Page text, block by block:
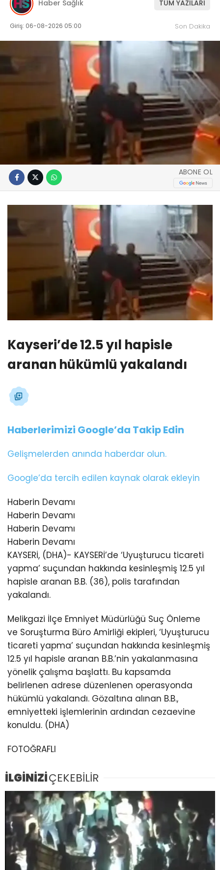
Haber Sağlık TÜM YAZILARI
Giriş: 06-08-2026 05:00 Son Dakika
ABONE OL
Kayseri’de 12.5 yıl hapisle
aranan hükümlü yakalandı
Haberlerimizi Google’da Takip Edin
Gelişmelerden anında haberdar olun.
Google’da tercih edilen kaynak olarak ekleyin
Haberin Devamı
Haberin Devamı
Haberin Devamı
Haberin Devamı
KAYSERİ, (DHA)- KAYSERİ’de ‘Uyuşturucu ticareti
yapma’ suçundan hakkında kesinleşmiş 12.5 yıl
hapisle aranan B.B. (36), polis tarafından
yakalandı.
Melikgazi İlçe Emniyet Müdürlüğü Suç Önleme
ve Soruşturma Büro Amirliği ekipleri, ‘Uyuşturucu
ticareti yapma’ suçundan hakkında kesinleşmiş
12.5 yıl hapisle aranan B.B.’nin yakalanmasına
yönelik çalışma başlattı. Bu kapsamda
belirlenen adrese düzenlenen operasyonda
hükümlü yakalandı. Gözaltına alınan B.B.,
emniyetteki işlemlerinin ardından cezaevine
konuldu. (DHA)
FOTOĞRAFLI
İLGİNİZİÇEKEBİLİR